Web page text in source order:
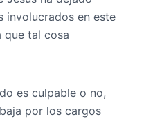
involucrados en este
que tal cosa
es culpable o no,
por los cargos